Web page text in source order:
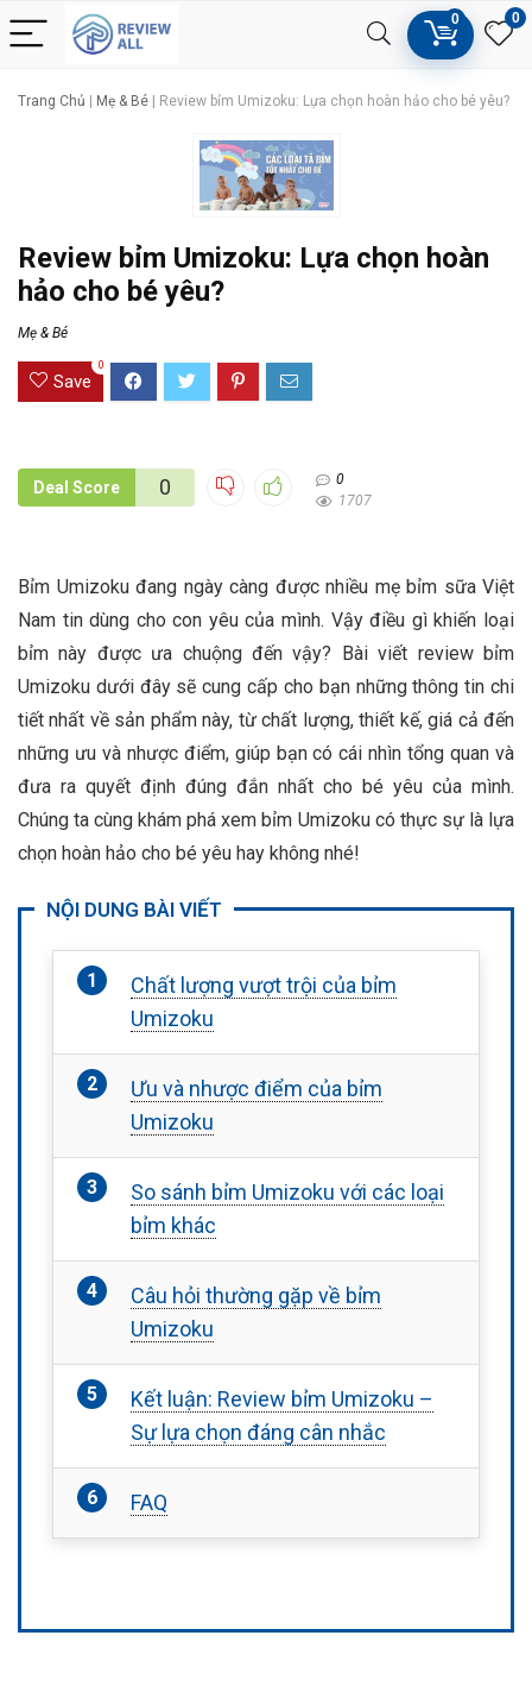
0 0
Trang Chủ Mẹ & Bé Review bỉm Umizoku: Lựa chọn hoàn hảo cho bé yêu?
Review bỉm Umizoku: Lựa chọn hoàn
hảo cho bé yêu?
Mẹ & Bé
Save
0
Deal Score 0
0
1707
Bỉm Umizoku đang ngày càng được nhiều mẹ bỉm sữa Việt
Nam tin dùng cho con yêu của mình. Vậy điều gì khiến loại
bỉm này được ưa chuộng đến vậy? Bài viết review bỉm
Umizoku dưới đây sẽ cung cấp cho bạn những thông tin chi
tiết nhất về sản phẩm này, từ chất lượng, thiết kế, giá cả đến
những ưu và nhược điểm, giúp bạn có cái nhìn tổng quan và
đưa ra quyết định đúng đắn nhất cho bé yêu của mình.
Chúng ta cùng khám phá xem bỉm Umizoku có thực sự là lựa
chọn hoàn hảo cho bé yêu hay không nhé!
NỘI DUNG BÀI VIẾT
Chất lượng vượt trội của bỉm
Umizoku
Ưu và nhược điểm của bỉm
Umizoku
So sánh bỉm Umizoku với các loại
bỉm khác
Câu hỏi thường gặp về bỉm
Umizoku
Kết luận: Review bỉm Umizoku –
Sự lựa chọn đáng cân nhắc
FAQ